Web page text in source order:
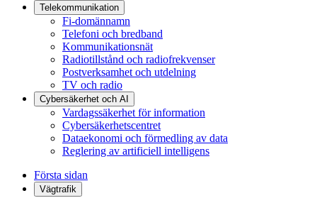
Telekommunikation
Fi-domännamn
Telefoni och bredband
Kommunikationsnät
Radiotillstånd och radiofrekvenser
Postverksamhet och utdelning
TV och radio
Cybersäkerhet och AI
Vardagssäkerhet för information
Cybersäkerhetscentret
Dataekonomi och förmedling av data
Reglering av artificiell intelligens
Första sidan
Vägtrafik